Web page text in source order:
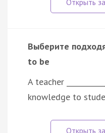
Выберите
to be
A teacher
knowledge to